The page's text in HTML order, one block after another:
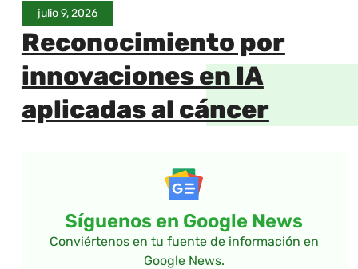
julio 9, 2026
Reconocimiento por
innovaciones en IA
aplicadas al cáncer
Síguenos en Google News
Conviértenos en tu fuente de información en
Google News.